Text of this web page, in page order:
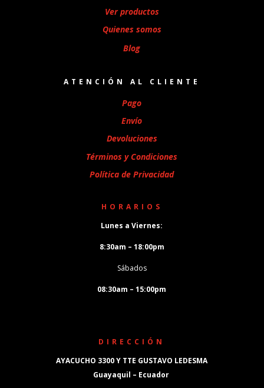
Ver productos
Quienes somos
Blog
ATENCIÓN AL CLIENTE
Pago
Envío
Devoluciones
Términos y Condiciones
Política de Privacidad
HORARIOS
Lunes a Viernes:
8:30am – 18:00pm
Sábados
08:30am – 15:00pm
DIRECCIÓN
AYACUCHO 3300 Y TTE GUSTAVO LEDESMA
Guayaquil – Ecuador